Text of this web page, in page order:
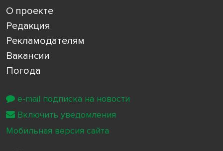
О проекте
Редакция
Рекламодателям
Вакансии
Погода
e-mail подписка на новости
Включить уведомления
Мобильная версия сайта